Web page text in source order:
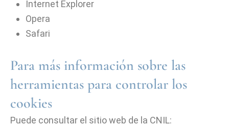
Internet Explorer
Opera
Safari
Para más información sobre las
herramientas para controlar los
cookies
Puede consultar el sitio web de la CNIL: